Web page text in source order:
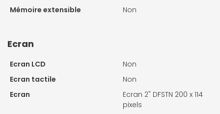
Mémoire extensible
Non
Ecran
Ecran LCD
Non
Ecran tactile
Non
Ecran
Ecran 2" DFSTN 200 x 114
pixels